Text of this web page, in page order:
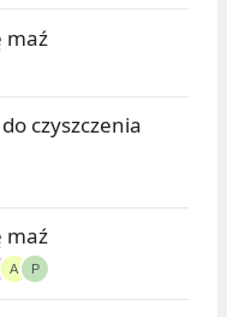
maź
czyszczenia
maź